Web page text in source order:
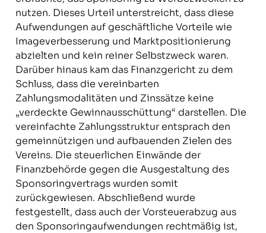
nutzen. Dieses Urteil unterstreicht, dass diese
Aufwendungen auf geschäftliche Vorteile wie
Imageverbesserung und Marktpositionierung
abzielten und kein reiner Selbstzweck waren.
Darüber hinaus kam das Finanzgericht zu dem
Schluss, dass die vereinbarten
Zahlungsmodalitäten und Zinssätze keine
„verdeckte Gewinnausschüttung“ darstellen. Die
vereinfachte Zahlungsstruktur entsprach den
gemeinnützigen und aufbauenden Zielen des
Vereins. Die steuerlichen Einwände der
Finanzbehörde gegen die Ausgestaltung des
Sponsoringvertrags wurden somit
zurückgewiesen. Abschließend wurde
festgestellt, dass auch der Vorsteuerabzug aus
den Sponsoringaufwendungen rechtmäßig ist,